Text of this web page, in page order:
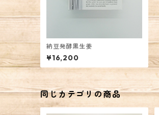
納豆発酵黒生姜
¥16,200
同じカテゴリの商品